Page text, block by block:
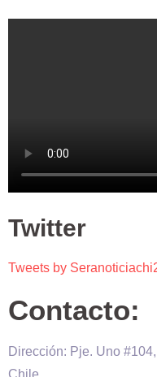
Twitter
Tweets by
Contacto:
Dirección: Pje. Uno
Chile